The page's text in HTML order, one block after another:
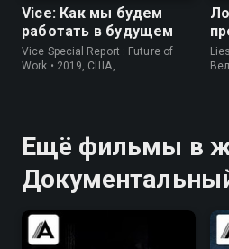
Vice: Как мы будем
работать в будущем
Vice Special Report : Future of
Work • 2019, США,
Ещё фильмы в